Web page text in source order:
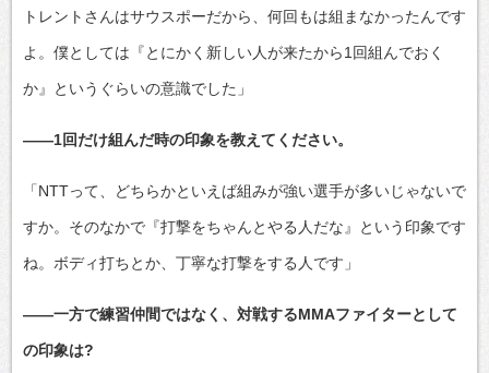
トレントさんはサウスポーだから、何回もは組まなかったんです
よ。僕としては『とにかく新しい人が来たから1回組んでおく
か』というぐらいの意識でした」
――1回だけ組んだ時の印象を教えてください。
「NTTって、どちらかといえば組みが強い選手が多いじゃないで
すか。そのなかで『打撃をちゃんとやる人だな』という印象です
ね。ボディ打ちとか、丁寧な打撃をする人です」
――一方で練習仲間ではなく、対戦するMMAファイターとして
の印象は?